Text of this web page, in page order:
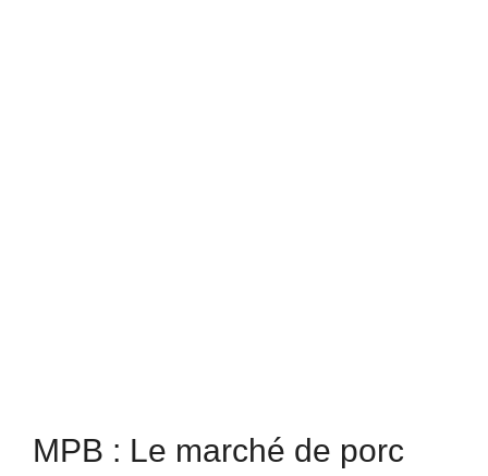
MPB : Le marché de porc